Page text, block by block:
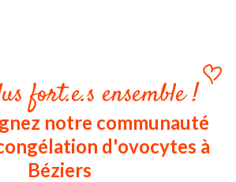
fort.e.s ensemble !
notre communauté
d'ovocytes à
Béziers